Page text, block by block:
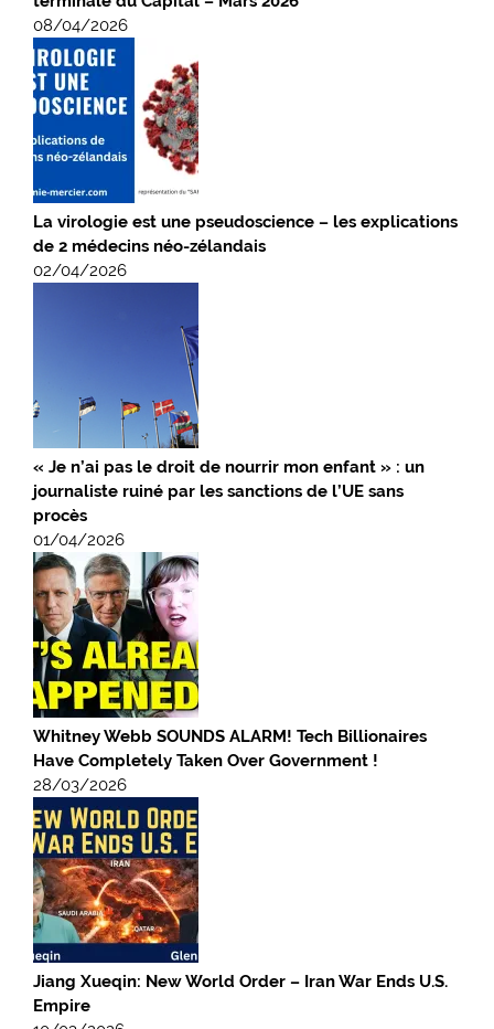
08/04/2026
La virologie est une pseudoscience – les explications
de 2 médecins néo-zélandais
02/04/2026
« Je n’ai pas le droit de nourrir mon enfant » : un
journaliste ruiné par les sanctions de l’UE sans
procès
01/04/2026
Whitney Webb SOUNDS ALARM! Tech Billionaires
Have Completely Taken Over Government !
28/03/2026
Jiang Xueqin: New World Order – Iran War Ends U.S.
Empire